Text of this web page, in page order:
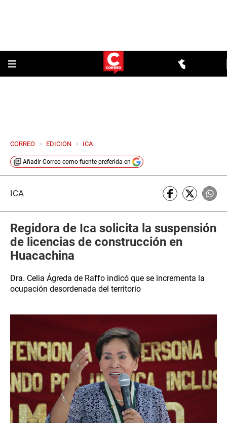
CORREO > EDICION > ICA
Añadir Correo como fuente preferida en
ICA
Regidora de Ica solicita la suspensión
de licencias de construcción en
Huacachina
Dra. Celia Ágreda de Raffo indicó que se incrementa la
ocupación desordenada del territorio